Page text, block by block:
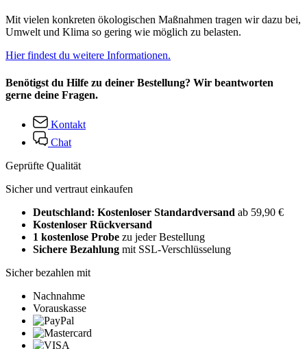
Mit vielen konkreten ökologischen Maßnahmen tragen wir dazu bei,
Umwelt und Klima so gering wie möglich zu belasten.
Hier findest du weitere Informationen.
Benötigst du Hilfe zu deiner Bestellung? Wir beantworten
gerne deine Fragen.
Kontakt
Chat
Geprüfte Qualität
Sicher und vertraut einkaufen
Deutschland: Kostenloser Standardversand ab 59,90 €
Kostenloser Rückversand
1 kostenlose Probe zu jeder Bestellung
Sichere Bezahlung mit SSL-Verschlüsselung
Sicher bezahlen mit
Nachnahme
Vorauskasse